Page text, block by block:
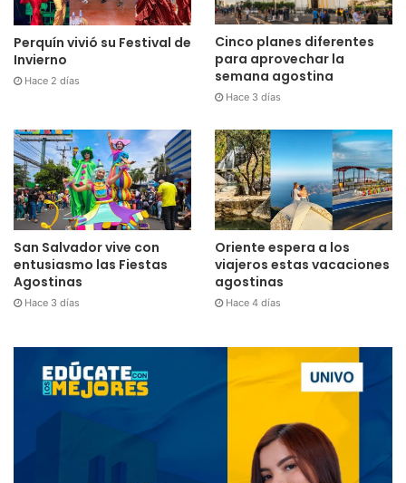
Perquín vivió su Festival de
Invierno
Hace 2 días
Cinco planes diferentes
para aprovechar la
semana agostina
Hace 3 días
San Salvador vive con
entusiasmo las Fiestas
Agostinas
Hace 3 días
Oriente espera a los
viajeros estas vacaciones
agostinas
Hace 4 días